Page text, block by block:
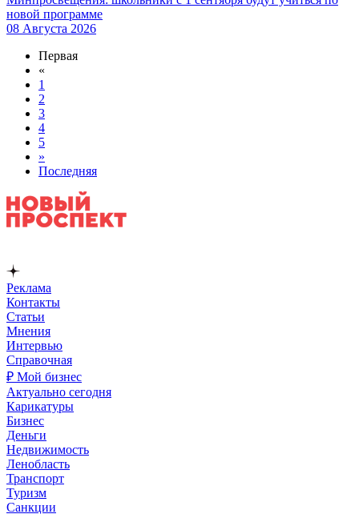
новой программе
08 Августа 2026
Первая
«
1
2
3
4
5
»
Последняя
Реклама
Контакты
Статьи
Мнения
Интервью
Справочная
₽ Мой бизнес
Актуально сегодня
Карикатуры
Бизнес
Деньги
Недвижимость
Ленобласть
Транспорт
Туризм
Санкции